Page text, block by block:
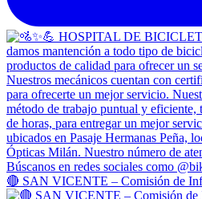
🔴 SAN VICENTE – Comisión de